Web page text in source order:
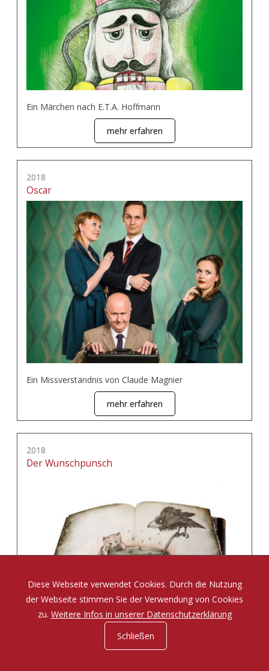
Ein Märchen nach E.T.A. Hoffmann
mehr erfahren
2018
Oscar
Ein Missverständnis von Claude Magnier
mehr erfahren
2018
Der Wunschpunsch
Eine Zauberposse von Michael Ende
Diese Webseite verwendet Cookies. Durch die Nutzung
der Webseite stimmen Sie der Verwendung von Cookies
zu. Weitere Infos in unserer Datenschutzerklärung
Schließen